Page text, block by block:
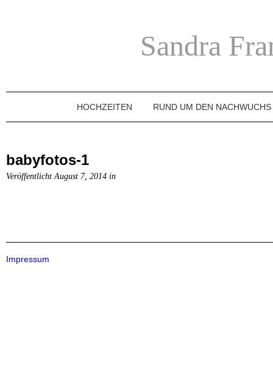
Sandra
HOCHZEITEN RUND UM DEN NACHWUCHS
babyfotos-1
Veröffentlicht August 7, 2014 in
Impressum